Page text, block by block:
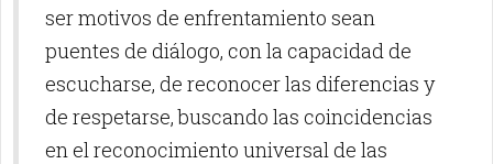
ser motivos de enfrentamiento sean
puentes de diálogo, con la capacidad de
escucharse, de reconocer las diferencias y
de respetarse, buscando las coincidencias
en el reconocimiento universal de las